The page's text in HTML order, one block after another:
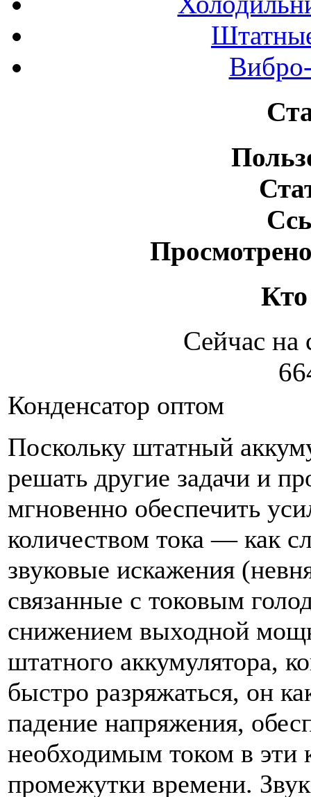
Кто
Сейчас на
Конденсатор оптом
Поскольку штатный
решать другие задачи и
мгновенно обеспечить
количеством тока — как
звуковые искажения
связанные с токовым
снижением выходной
штатного аккумулятора,
быстро разряжаться, он
падение напряжения,
необходимым током в эти
промежутки времени.